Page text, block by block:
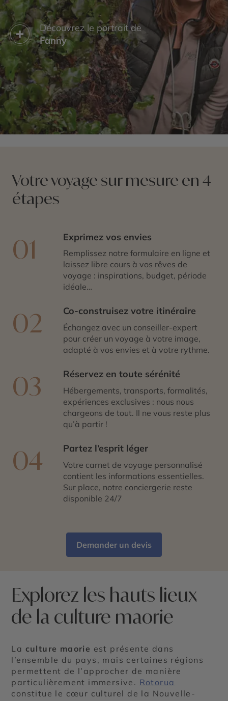
Découvrez le portrait de
Fanny
Votre voyage sur mesure en 4
étapes
01 Exprimez vos envies
Remplissez notre formulaire en ligne et
laissez libre cours à vos rêves de
voyage : inspirations, budget, période
idéale…
02 Co-construisez votre itinéraire
Échangez avec un conseiller-expert
pour créer un voyage à votre image,
adapté à vos envies et à votre rythme.
03 Réservez en toute sérénité
Hébergements, transports, formalités,
expériences exclusives : nous nous
chargeons de tout. Il ne vous reste plus
qu’à partir !
04 Partez l’esprit léger
Votre carnet de voyage personnalisé
contient les informations essentielles.
Sur place, notre conciergerie reste
disponible 24/7
Demander un devis
Explorez les hauts lieux
de la culture maorie
La culture maorie est présente dans
l’ensemble du pays, mais certaines régions
permettent de l’approcher de manière
particulièrement immersive. Rotorua
constitue le cœur culturel de la Nouvelle-